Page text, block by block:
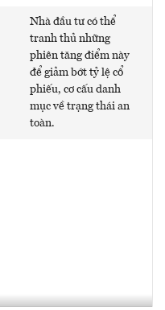
Nhà đầu tư có thể
tranh thủ những
phiên tăng điểm này
để giảm bớt tỷ lệ cổ
phiếu, cơ cấu danh
mục về trạng thái an
toàn.